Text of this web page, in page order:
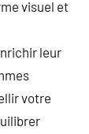
visuel et
leur
votre